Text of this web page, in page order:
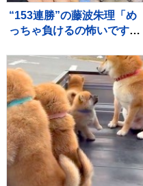
“153連勝”の藤波朱理「め
っちゃ負けるの怖いです」
だ栄光と、石川佳純に語っ
た本音【バース・デイ】